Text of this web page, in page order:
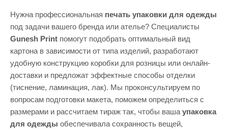
идти навстречу клиентам и ускорять
производственные процессы.
Нужна профессиональная печать упаковки для одежды
под задачи вашего бренда или ателье? Специалисты
Gunesh Print помогут подобрать оптимальный вид
картона в зависимости от типа изделий, разработают
удобную конструкцию коробки для розницы или онлайн-
доставки и предложат эффектные способы отделки
(тиснение, ламинация, лак). Мы проконсультируем по
вопросам подготовки макета, поможем определиться с
размерами и рассчитаем тираж так, чтобы ваша упаковка
для одежды обеспечивала сохранность вещей,